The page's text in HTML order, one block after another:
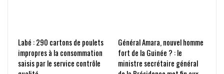
Labé : 290 cartons de poulets
impropres à la consommation
saisis par le service contrôle
Général Amara, nouvel homme
fort de la Guinée ? : le
ministre secrétaire général